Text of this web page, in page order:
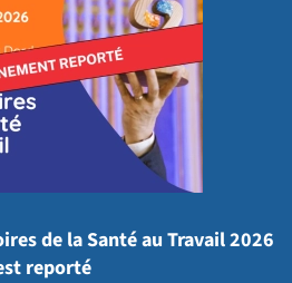
de la Santé au Travail 2026
reporté